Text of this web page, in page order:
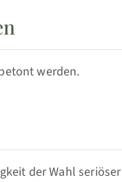
werden.
der Wahl seriöser